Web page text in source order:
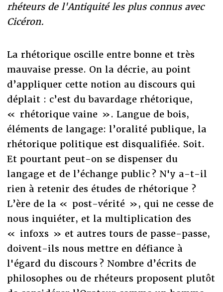
rhéteurs de l'Antiquité les plus connus avec
Cicéron.
La rhétorique oscille entre bonne et très
mauvaise presse. On la décrie, au point
d’appliquer cette notion au discours qui
déplait : c’est du bavardage rhétorique,
« rhétorique vaine ». Langue de bois,
éléments de langage: l’oralité publique, la
rhétorique politique est disqualifiée. Soit.
Et pourtant peut-on se dispenser du
langage et de l’échange public ? N'y a-t-il
rien à retenir des études de rhétorique ?
L’ère de la « post-vérité », qui ne cesse de
nous inquiéter, et la multiplication des
« infoxs » et autres tours de passe-passe,
doivent-ils nous mettre en défiance à
l'égard du discours ? Nombre d’écrits de
philosophes ou de rhéteurs proposent plutôt